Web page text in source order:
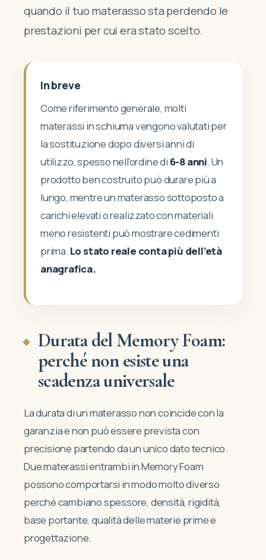
quando il tuo materasso sta perdendo le
prestazioni per cui era stato scelto.
In breve
Come riferimento generale, molti
materassi in schiuma vengono valutati per
la sostituzione dopo diversi anni di
utilizzo, spesso nell’ordine di 6-8 anni. Un
prodotto ben costruito può durare più a
lungo, mentre un materasso sottoposto a
carichi elevati o realizzato con materiali
meno resistenti può mostrare cedimenti
prima. Lo stato reale conta più dell’età
anagrafica.
Durata del Memory Foam:
perché non esiste una
scadenza universale
La durata di un materasso non coincide con la
garanzia e non può essere prevista con
precisione partendo da un unico dato tecnico.
Due materassi entrambi in Memory Foam
possono comportarsi in modo molto diverso
perché cambiano spessore, densità, rigidità,
base portante, qualità delle materie prime e
progettazione.